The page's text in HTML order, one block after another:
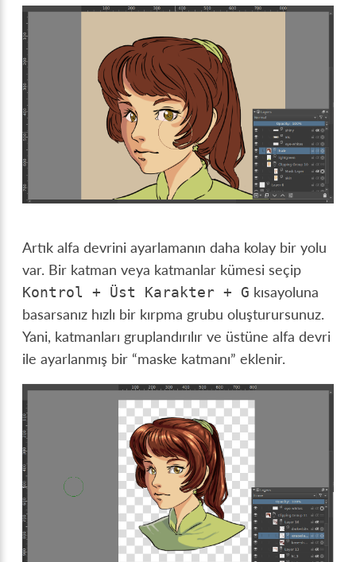
Artık alfa devrini ayarlamanın daha kolay bir yolu
var. Bir katman veya katmanlar kümesi seçip
Kontrol + Üst Karakter + G kısayoluna
basarsanız hızlı bir kırpma grubu oluşturursunuz.
Yani, katmanları gruplandırılır ve üstüne alfa devri
ile ayarlanmış bir “maske katmanı” eklenir.